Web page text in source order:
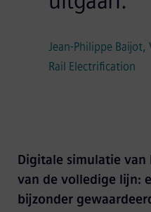
Jean-Philippe
Rail Electrification
Digitale simulatie
van de volledige lijn:
bijzonder